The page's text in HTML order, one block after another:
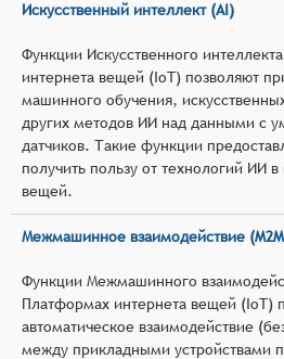
Искусственный интеллект (AI)
Функции Искусственного
интернета вещей (IoT) позволяют
машинного обучения,
других методов ИИ над данными с
датчиков. Такие функции
получить пользу от технологий ИИ
вещей.
Межмашинное взаимодействие
Функции Межмашинного
Платформах интернета вещей (IoT)
автоматическое взаимодействие
между прикладными устройствами